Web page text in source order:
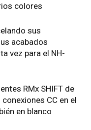
colores
sus
acabados
vez para el NH-
RMx SHIFT de
conexiones CC en el
en blanco